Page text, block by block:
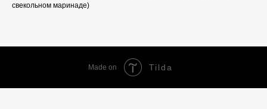
свекольном маринаде)
Made on Tilda